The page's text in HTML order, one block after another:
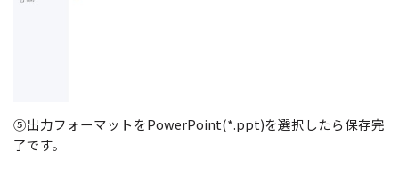
⑤出力フォーマットをPowerPoint(*.ppt)を選択したら保存完
了です。